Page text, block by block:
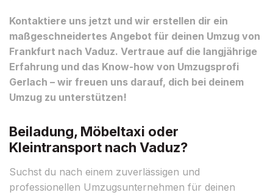
Kontaktiere uns jetzt und wir erstellen dir ein
maßgeschneidertes Angebot für deinen Umzug von
Frankfurt nach Vaduz. Vertraue auf die langjährige
Erfahrung und das Know-how von Umzugsprofi
Gerlach – wir freuen uns darauf, dich bei deinem
Umzug zu unterstützen!
Beiladung, Möbeltaxi oder
Kleintransport nach Vaduz?
Suchst du nach einem zuverlässigen und
professionellen Umzugsunternehmen für deinen